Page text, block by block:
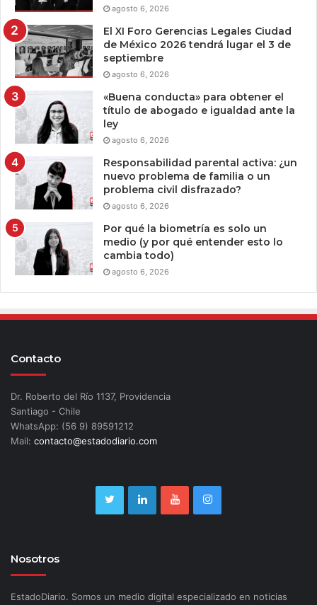
agosto 6, 2026
El XI Foro Gerencias Legales Ciudad
de México 2026 tendrá lugar el 3 de
septiembre
agosto 6, 2026
«Buena conducta» para obtener el
título de abogado e igualdad ante la
ley
agosto 6, 2026
Responsabilidad parental activa: ¿un
nuevo problema de familia o un
problema civil disfrazado?
agosto 6, 2026
Por qué la biometría es solo un
medio (y por qué entender esto lo
cambia todo)
agosto 6, 2026
Contacto
Dr. Roberto del Río 1137, Providencia
Santiago - Chile
WhatsApp: (56 9) 89591212
Mail: contacto@estadodiario.com
Nosotros
EstadoDiario. Somos un medio digital especializado en noticias